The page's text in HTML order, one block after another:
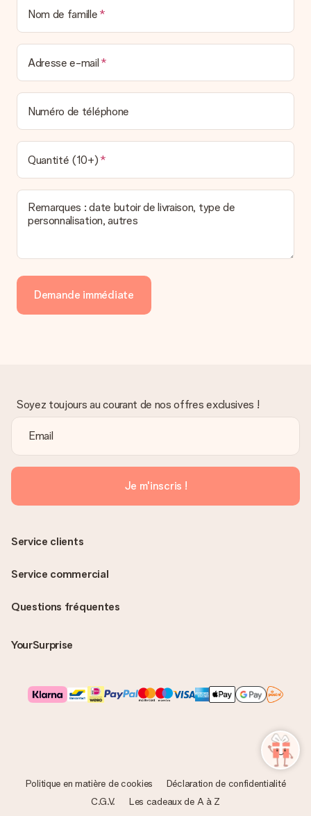
Nom de famille
Adresse e-mail
Numéro de téléphone
Quantité (10+)
Remarques : date butoir de livraison, type de
personnalisation, autres
Demande immédiate
Soyez toujours au courant de nos offres exclusives !
Je m'inscris !
Questions fréquentes
YourSurprise
Service clients
Service commercial
Politique en matière de cookies
Déclaration de confidentialité
C.G.V.
Les cadeaux de A à Z